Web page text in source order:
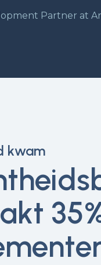
Partner at
kwam